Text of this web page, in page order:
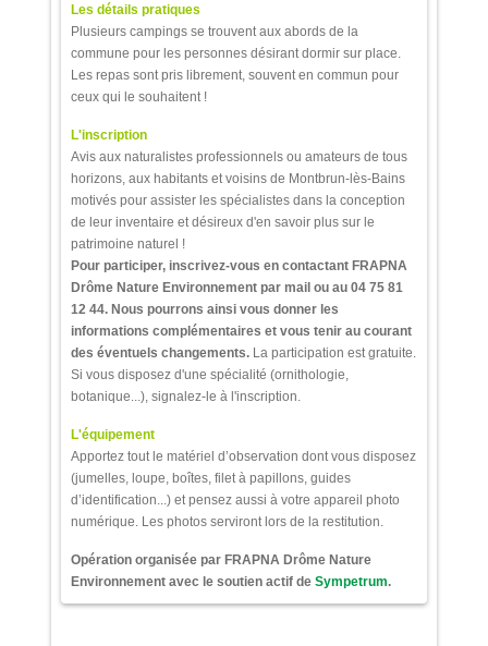
Les détails pratiques
Plusieurs campings se trouvent aux abords de la
commune pour les personnes désirant dormir sur place.
Les repas sont pris librement, souvent en commun pour
ceux qui le souhaitent !
L'inscription
Avis aux naturalistes professionnels ou amateurs de tous
horizons, aux habitants et voisins de Montbrun-lès-Bains
motivés pour assister les spécialistes dans la conception
de leur inventaire et désireux d'en savoir plus sur le
patrimoine naturel !
Pour participer, inscrivez-vous en contactant FRAPNA
Drôme Nature Environnement par mail ou au 04 75 81
12 44. Nous pourrons ainsi vous donner les
informations complémentaires et vous tenir au courant
des éventuels changements.La participation est gratuite.
Si vous disposez d'une spécialité (ornithologie,
botanique...), signalez-le à l'inscription.
L'équipement
Apportez tout le matériel d’observation dont vous disposez
(jumelles, loupe, boîtes, filet à papillons, guides
d’identification...) et pensez aussi à votre appareil photo
numérique. Les photos serviront lors de la restitution.
Opération organisée par FRAPNA Drôme Nature
Environnement avec le soutien actif de Sympetrum.